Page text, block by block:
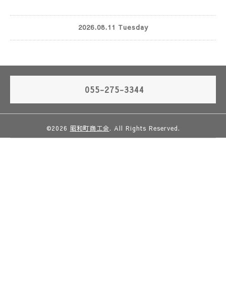
2026.08.11 Tuesday
055-275-3344
©2026 昭和町商工会. All Rights Reserved.